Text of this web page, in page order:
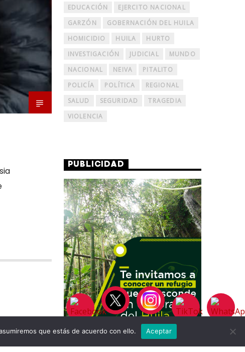
EDUCACIÓN
EJERCITO NACIONAL
GARZÓN
GOBERNACIÓN DEL HUILA
HOMICIDIO
HUILA
HURTO
INVESTIGACIÓN
JUDICIAL
MUNDO
NACIONAL
NEIVA
PITALITO
POLICÍA
POLÍTICA
REGIONAL
SALUD
SEGURIDAD
TRAGEDIA
VIOLENCIA
PUBLICIDAD
que estás de acuerdo con ello. Aceptar